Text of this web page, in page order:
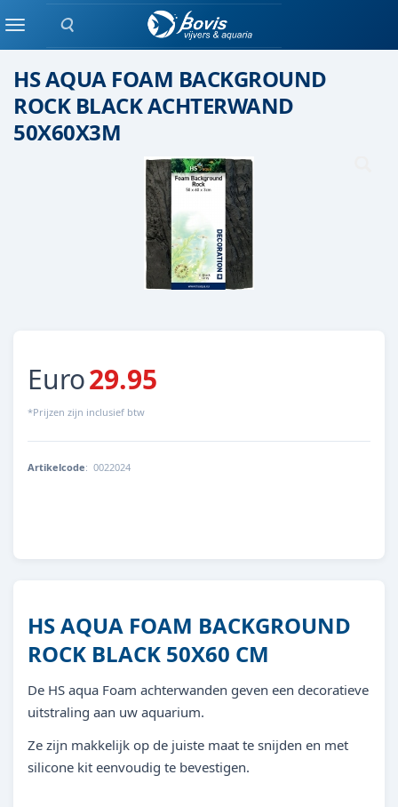
Zoeken
MenuACHTERWAND
HS AQUA FOAM BACKGROUND
ROCK BLACK ACHTERWAND
50X60X3M
Euro29.95
*Prijzen zijn inclusief btw
Artikelcode: 0022024
HS AQUA FOAM BACKGROUND
ROCK BLACK 50X60 CM
De HS aqua Foam achterwanden geven een decoratieve
uitstraling aan uw aquarium.
Ze zijn makkelijk op de juiste maat te snijden en met
silicone kit eenvoudig te bevestigen.